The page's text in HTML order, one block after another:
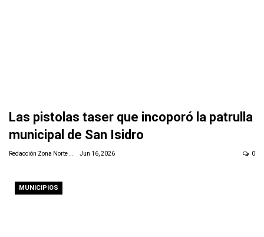
Las pistolas taser que incoporó la patrulla
municipal de San Isidro
Jun 16, 2026 0
MUNICIPIOS